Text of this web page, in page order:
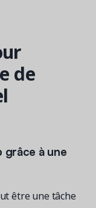
de
grâce à une
être une tâche